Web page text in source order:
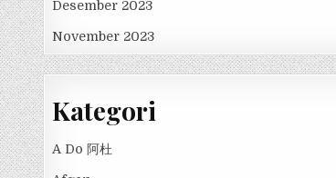
Desember 2023
November 2023
Kategori
A Do 阿杜